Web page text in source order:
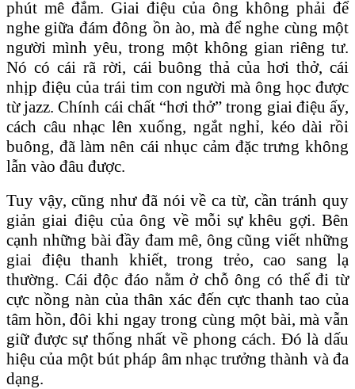
phút mê đắm. Giai điệu của ông không phải để
nghe giữa đám đông ồn ào, mà để nghe cùng một
người mình yêu, trong một không gian riêng tư.
Nó có cái rã rời, cái buông thả của hơi thở, cái
nhịp điệu của trái tim con người mà ông học được
từ jazz. Chính cái chất “hơi thở” trong giai điệu ấy,
cách câu nhạc lên xuống, ngắt nghỉ, kéo dài rồi
buông, đã làm nên cái nhục cảm đặc trưng không
lẫn vào đâu được.
Tuy vậy, cũng như đã nói về ca từ, cần tránh quy
giản giai điệu của ông về mỗi sự khêu gợi. Bên
cạnh những bài đầy đam mê, ông cũng viết những
giai điệu thanh khiết, trong trẻo, cao sang lạ
thường. Cái độc đáo nằm ở chỗ ông có thể đi từ
cực nồng nàn của thân xác đến cực thanh tao của
tâm hồn, đôi khi ngay trong cùng một bài, mà vẫn
giữ được sự thống nhất về phong cách. Đó là dấu
hiệu của một bút pháp âm nhạc trưởng thành và đa
dạng.